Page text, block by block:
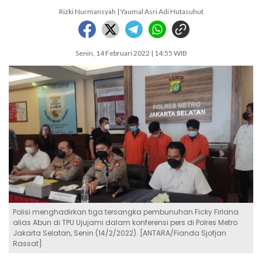
Rizki Nurmansyah | Yaumal Asri Adi Hutasuhut
Senin, 14 Februari 2022 | 14:55 WIB
Polisi menghadirkan tiga tersangka pembunuhan Ficky Firlana
alias Abun di TPU Ujujami dalam konferensi pers di Polres Metro
Jakarta Selatan, Senin (14/2/2022). [ANTARA/Fianda Sjofjan
Rassat]